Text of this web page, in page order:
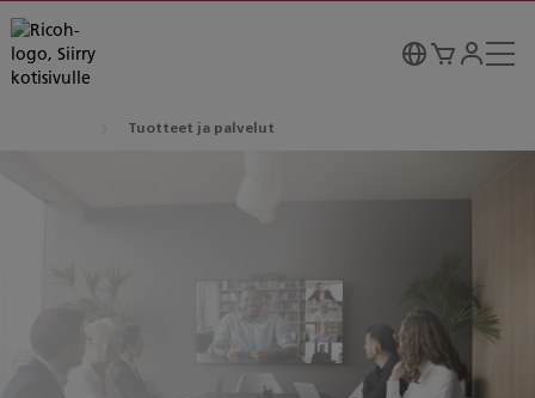
Tuotteet ja palvelut